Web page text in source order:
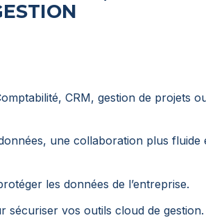
CRM, gestion de projets
une collaboration plus fluide
les données de l’entreprise.
sécuriser vos outils cloud de gestion.